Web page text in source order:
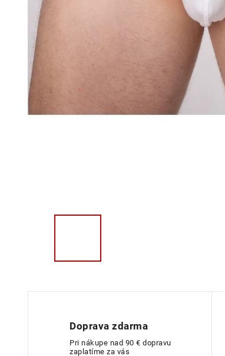
Doprava zdarma
Pri nákupe nad 90 € dopravu
zaplatíme za vás